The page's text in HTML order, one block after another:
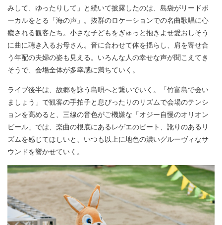
みして、ゆったりして」と続いて披露したのは、島袋がリードボ
ーカルをとる「海の声」。抜群のロケーションでの名曲歌唱に心
癒される観客たち。小さな子どもをぎゅっと抱きよせ愛おしそう
に曲に聴き入るお母さん。音に合わせて体を揺らし、肩を寄せ合
う年配の夫婦の姿も見える。いろんな人の幸せな声が聞こえてき
そうで、会場全体が多幸感に満ちていく。
ライブ後半は、故郷を詠う島唄へと繋いでいく。「竹富島で会い
ましょう」で観客の手拍子と息ぴったりのリズムで会場のテンシ
ョンを高めると、三線の音色がご機嫌な「オジー自慢のオリオン
ビール」では、楽曲の根底にあるレゲエのビート、訛りのあるリ
ズムを感じてほしいと、いつも以上に地色の濃いグルーヴィなサ
ウンドを響かせていく。